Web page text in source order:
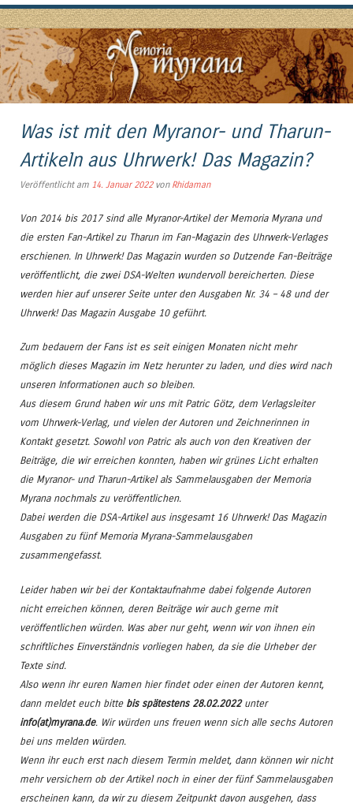
Was ist mit den Myranor- und Tharun-
Artikeln aus Uhrwerk! Das Magazin?
Veröffentlicht am 14. Januar 2022von Rhidaman
Von 2014 bis 2017 sind alle Myranor-Artikel der Memoria Myrana und
die ersten Fan-Artikel zu Tharun im Fan-Magazin des Uhrwerk-Verlages
erschienen. In Uhrwerk! Das Magazin wurden so Dutzende Fan-Beiträge
veröffentlicht, die zwei DSA-Welten wundervoll bereicherten. Diese
werden hier auf unserer Seite unter den Ausgaben Nr. 34 – 48 und der
Uhrwerk! Das Magazin Ausgabe 10 geführt.
Zum bedauern der Fans ist es seit einigen Monaten nicht mehr
möglich dieses Magazin im Netz herunter zu laden, und dies wird nach
unseren Informationen auch so bleiben.
Aus diesem Grund haben wir uns mit Patric Götz, dem Verlagsleiter
vom Uhrwerk-Verlag, und vielen der Autoren und Zeichnerinnen in
Kontakt gesetzt. Sowohl von Patric als auch von den Kreativen der
Beiträge, die wir erreichen konnten, haben wir grünes Licht erhalten
die Myranor- und Tharun-Artikel als Sammelausgaben der Memoria
Myrana nochmals zu veröffentlichen.
Dabei werden die DSA-Artikel aus insgesamt 16 Uhrwerk! Das Magazin
Ausgaben zu fünf Memoria Myrana-Sammelausgaben
zusammengefasst.
Leider haben wir bei der Kontaktaufnahme dabei folgende Autoren
nicht erreichen können, deren Beiträge wir auch gerne mit
veröffentlichen würden. Was aber nur geht, wenn wir von ihnen ein
schriftliches Einverständnis vorliegen haben, da sie die Urheber der
Texte sind.
Also wenn ihr euren Namen hier findet oder einen der Autoren kennt,
dann meldet euch bitte bis spätestens 28.02.2022unter
info(at)myrana.de. Wir würden uns freuen wenn sich alle sechs Autoren
bei uns melden würden.
Wenn ihr euch erst nach diesem Termin meldet, dann können wir nicht
mehr versichern ob der Artikel noch in einer der fünf Sammelausgaben
erscheinen kann, da wir zu diesem Zeitpunkt davon ausgehen, dass